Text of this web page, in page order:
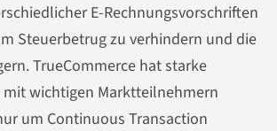
E-Rechnungsvorschriften
Steuerbetrug zu verhindern und die
TrueCommerce hat starke
mit wichtigen Marktteilnehmern
um Continuous Transaction